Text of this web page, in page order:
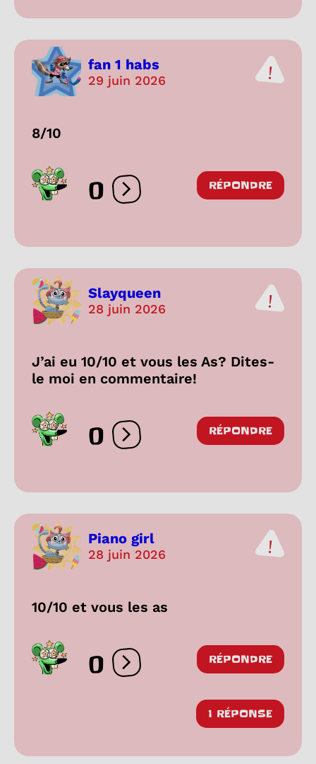
fan 1 habs
29 juin 2026
8/10
0 Ouvrir les réactions
RÉPONDRE
Slayqueen
28 juin 2026
J’ai eu 10/10 et vous les As? Dites-
le moi en commentaire!
0 Ouvrir les réactions
RÉPONDRE
Piano girl
28 juin 2026
10/10 et vous les as
0 Ouvrir les réactions
RÉPONDRE
1 RÉPONSE